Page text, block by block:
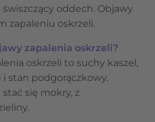
świszczący oddech. Objawy
zapaleniu oskrzeli.
zapalenia oskrzeli?
oskrzeli to suchy kaszel,
i stan podgorączkowy.
się mokry, z